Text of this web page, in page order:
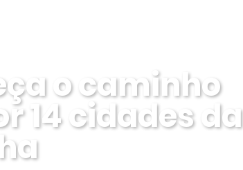
o caminho
14 cidades da